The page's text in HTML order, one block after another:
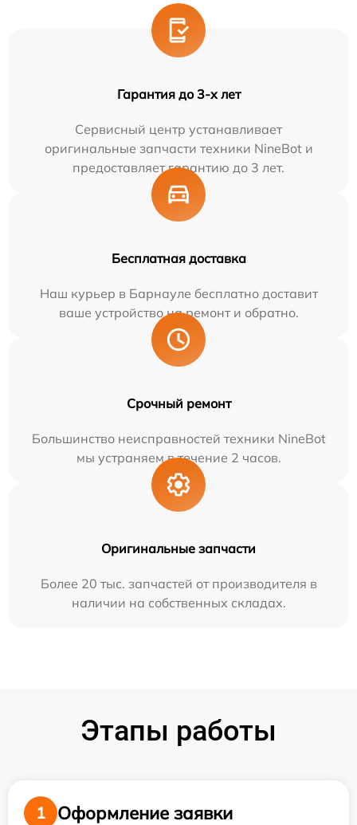
Гарантия до 3-х лет
Сервисный центр устанавливает
оригинальные запчасти техники NineBot и
предоставляет гарантию до 3 лет.
Бесплатная доставка
Наш курьер в Барнауле бесплатно доставит
ваше устройство на ремонт и обратно.
Срочный ремонт
Большинство неисправностей техники NineBot
мы устраняем в течение 2 часов.
Оригинальные запчасти
Более 20 тыс. запчастей от производителя в
наличии на собственных складах.
Этапы работы
1
Оформление заявки